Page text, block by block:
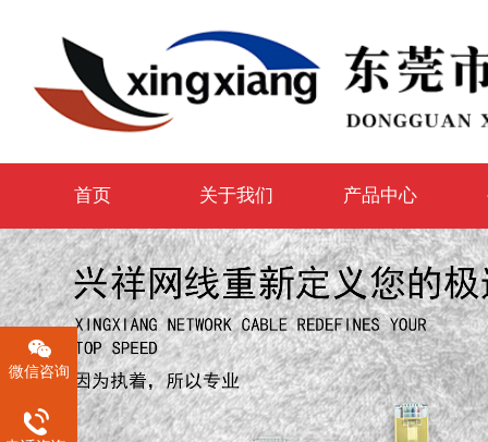
首页 关于我们 产品中心
微信咨询